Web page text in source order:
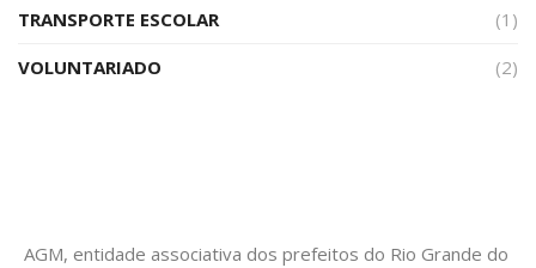
TRANSPORTE ESCOLAR
(1)
VOLUNTARIADO
(2)
AGM, entidade associativa dos prefeitos do Rio Grande do